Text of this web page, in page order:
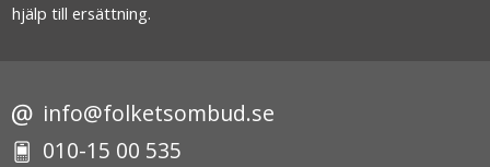
hjälp till ersättning.
info@folketsombud.se
010-15 00 535